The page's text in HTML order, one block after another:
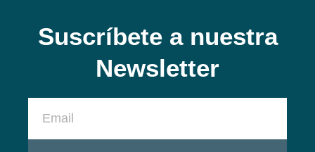
Suscríbete a nuestra
Newsletter